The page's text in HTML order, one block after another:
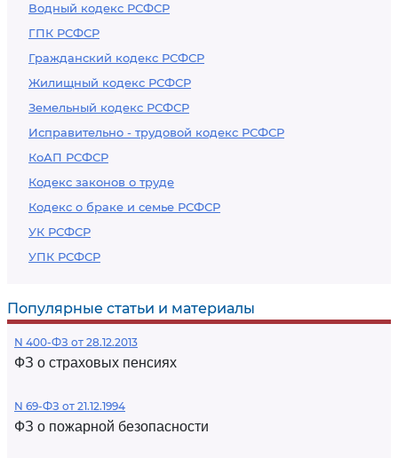
Водный кодекс РСФСР
ГПК РСФСР
Гражданский кодекс РСФСР
Жилищный кодекс РСФСР
Земельный кодекс РСФСР
Исправительно - трудовой кодекс РСФСР
КоАП РСФСР
Кодекс законов о труде
Кодекс о браке и семье РСФСР
УК РСФСР
УПК РСФСР
Популярные статьи и материалы
N 400-ФЗ от 28.12.2013
ФЗ о страховых пенсиях
N 69-ФЗ от 21.12.1994
ФЗ о пожарной безопасности